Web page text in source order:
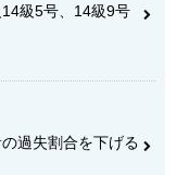
級5号、14級9号
過失割合を下げる